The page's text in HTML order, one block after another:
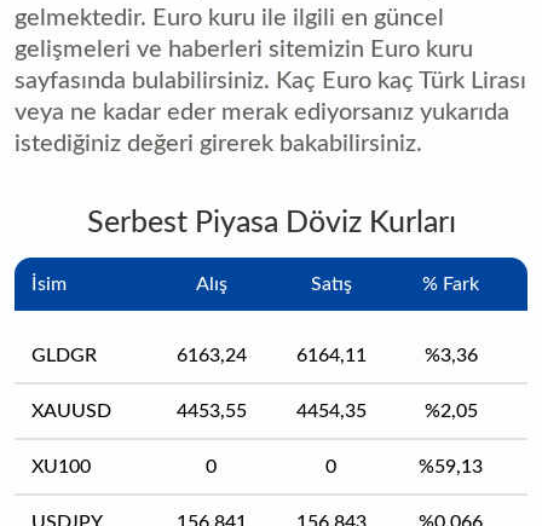
gelmektedir. Euro kuru ile ilgili en güncel
gelişmeleri ve haberleri sitemizin Euro kuru
sayfasında bulabilirsiniz. Kaç Euro kaç Türk Lirası
veya ne kadar eder merak ediyorsanız yukarıda
istediğiniz değeri girerek bakabilirsiniz.
Serbest Piyasa Döviz Kurları
İsim Alış Satış % Fark
GLDGR 6163,24 6164,11 %3,36
XAUUSD 4453,55 4454,35 %2,05
XU100 0 0 %59,13